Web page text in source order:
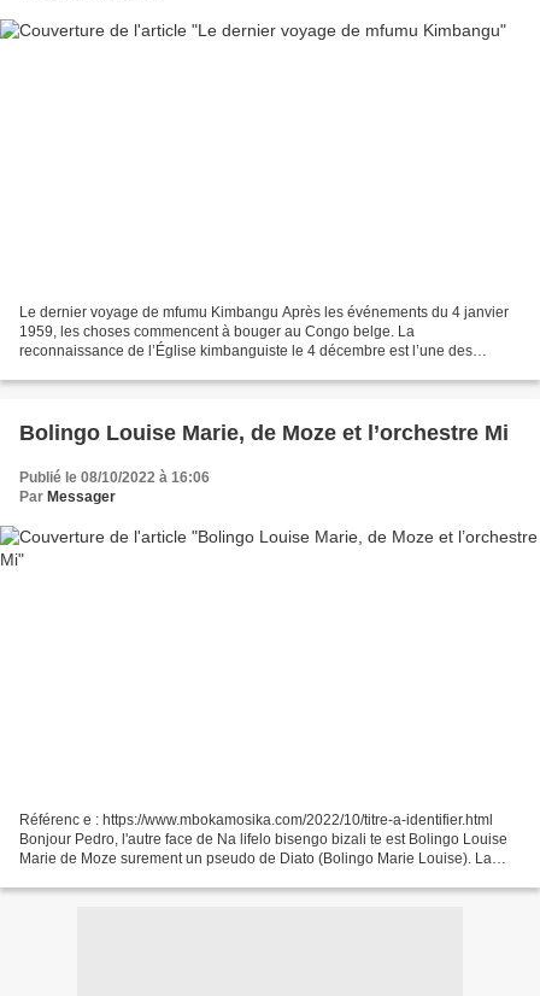
Le dernier voyage de mfumu Kimbangu Après les événements du 4 janvier
1959, les choses commencent à bouger au Congo belge. La
reconnaissance de l’Église kimbanguiste le 4 décembre est l’une des
Bolingo Louise Marie, de Moze et l’orchestre Mi
Publié le 08/10/2022 à 16:06
Par Messager
Référenc e : https://www.mbokamosika.com/2022/10/titre-a-identifier.html
Bonjour Pedro, l'autre face de Na lifelo bisengo bizali te est Bolingo Louise
Marie de Moze surement un pseudo de Diato (Bolingo Marie Louise). La